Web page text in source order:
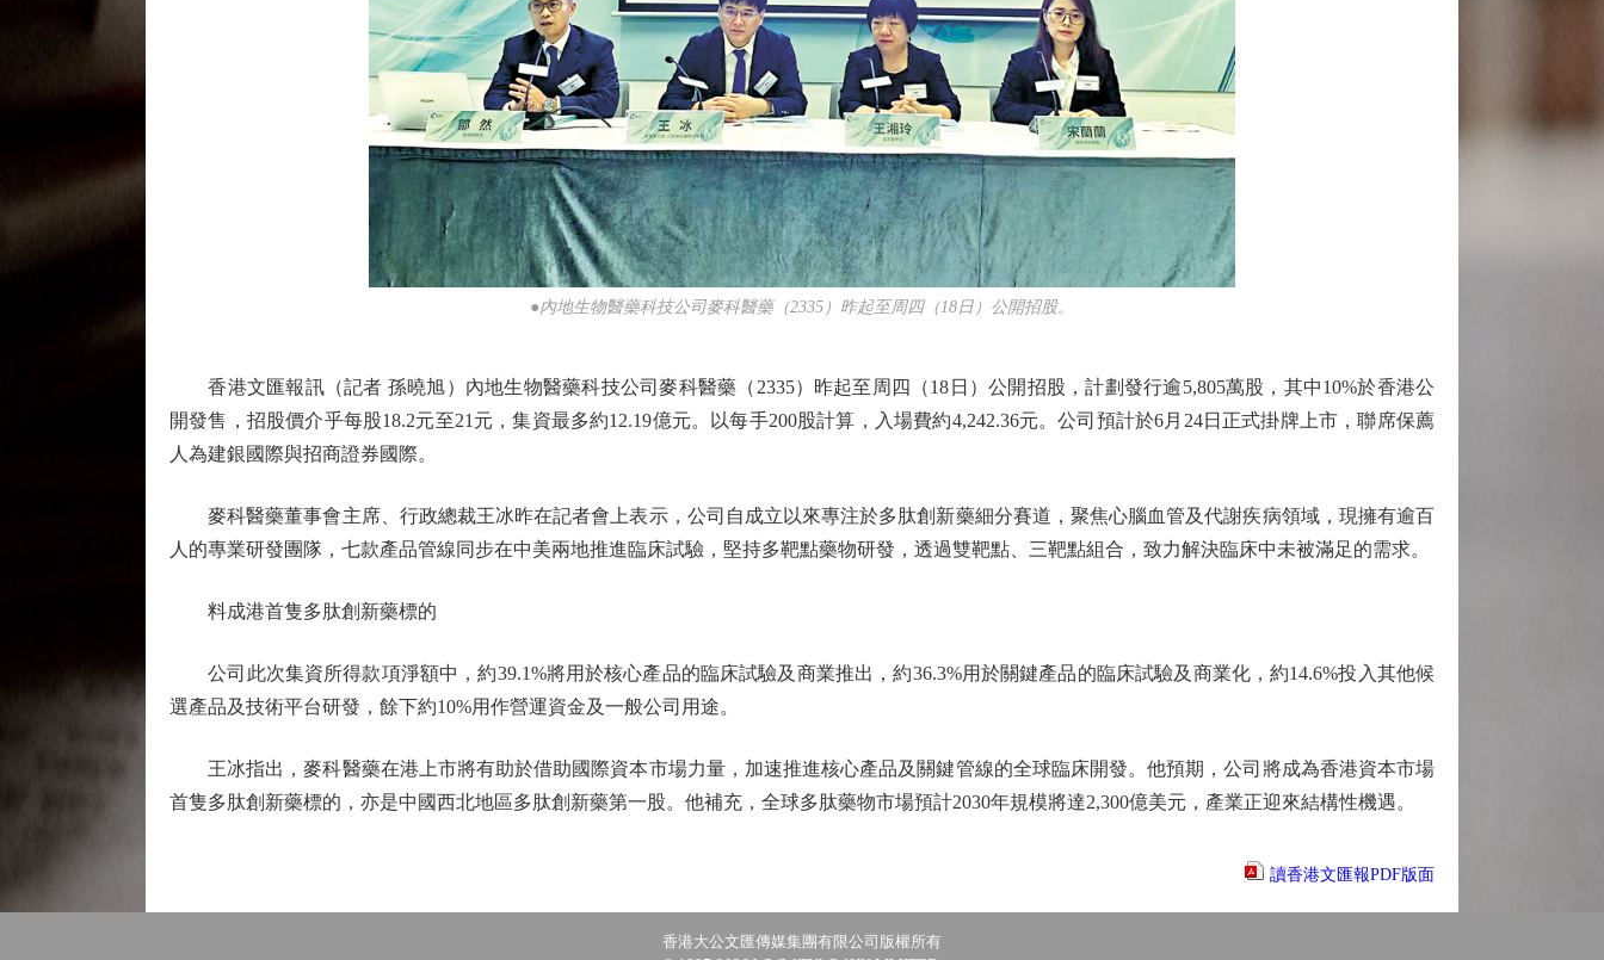
●內地生物醫藥科技公司麥科醫藥（2335）昨起至周四（18日）公開招股。
香港文匯報訊（記者 孫曉旭）內地生物醫藥科技公司麥科醫藥（2335）昨起至周四（18日）公開招股，計劃發行逾5,805萬股，其中10%於香港公
開發售，招股價介乎每股18.2元至21元，集資最多約12.19億元。以每手200股計算，入場費約4,242.36元。公司預計於6月24日正式掛牌上市，聯席保薦
人為建銀國際與招商證券國際。
麥科醫藥董事會主席、行政總裁王冰昨在記者會上表示，公司自成立以來專注於多肽創新藥細分賽道，聚焦心腦血管及代謝疾病領域，現擁有逾百
人的專業研發團隊，七款產品管線同步在中美兩地推進臨床試驗，堅持多靶點藥物研發，透過雙靶點、三靶點組合，致力解決臨床中未被滿足的需求。
料成港首隻多肽創新藥標的
公司此次集資所得款項淨額中，約39.1%將用於核心產品的臨床試驗及商業推出，約36.3%用於關鍵產品的臨床試驗及商業化，約14.6%投入其他候
選產品及技術平台研發，餘下約10%用作營運資金及一般公司用途。
王冰指出，麥科醫藥在港上市將有助於借助國際資本市場力量，加速推進核心產品及關鍵管線的全球臨床開發。他預期，公司將成為香港資本市場
首隻多肽創新藥標的，亦是中國西北地區多肽創新藥第一股。他補充，全球多肽藥物市場預計2030年規模將達2,300億美元，產業正迎來結構性機遇。
讀香港文匯報PDF版面
香港大公文匯傳媒集團有限公司版權所有